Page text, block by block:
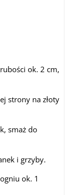
ok. 2 cm,
strony na złoty
smaż do
i grzyby.
ok. 1